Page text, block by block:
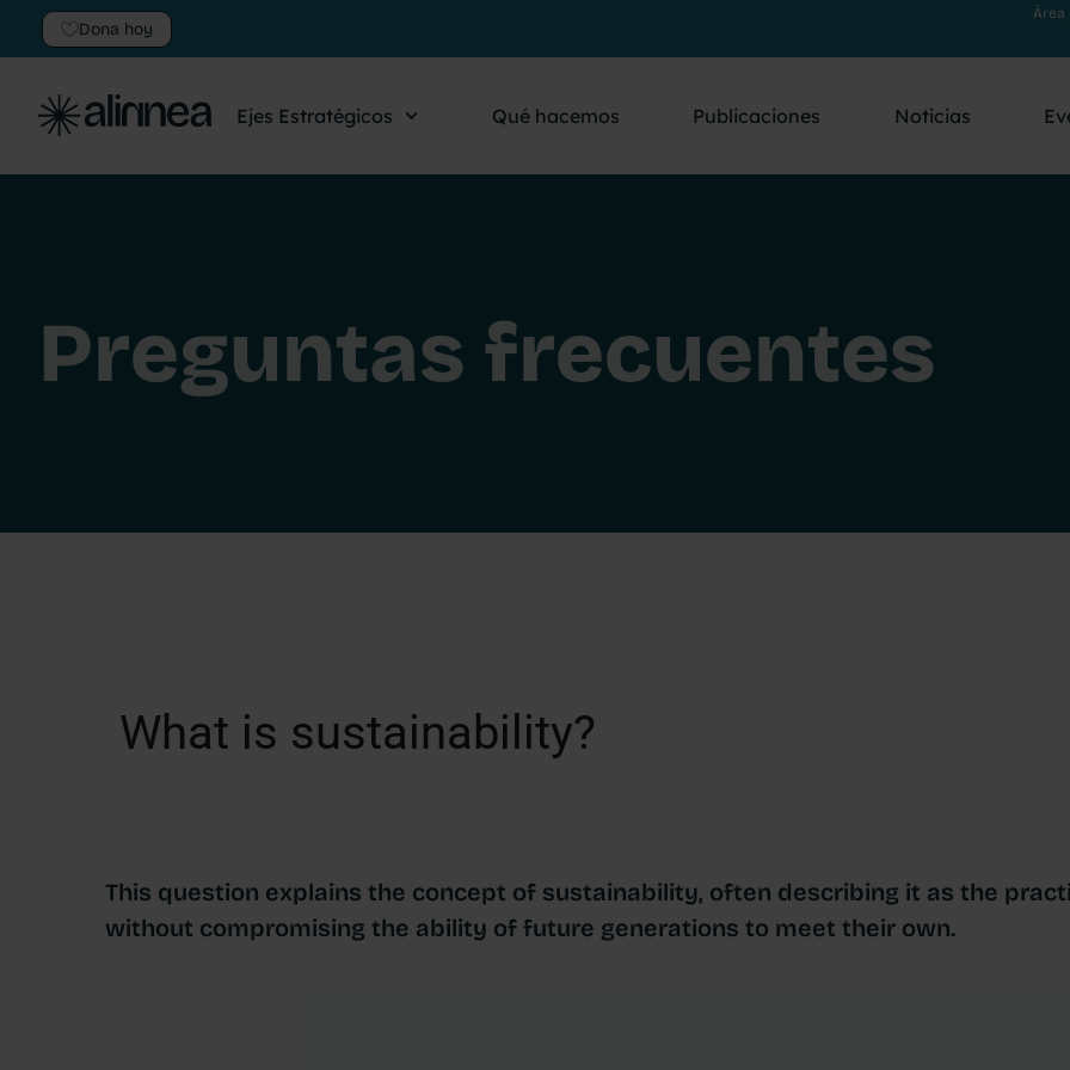
Dona hoy
Área
Ejes Estratégicos Qué hacemos Publicaciones Noticias
Preguntas frecuentes
What is sustainability?
This question explains the concept of sustainability, often describing it as the
without compromising the ability of future generations to meet their own.